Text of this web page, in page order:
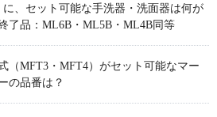
に、セット可能な手洗器・洗面器は何が
了品：ML6B・ML5B・ML4B同等
（MFT3・MFT4）がセット可能なマー
の品番は？